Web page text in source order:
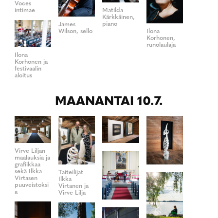
Voces
intimae
James
Wilson, sello
Matilda
Kärkkäinen,
piano
Ilona
Korhonen,
runolaulaja
Ilona
Korhonen ja
festivaalin
aloitus
MAANANTAI 10.7.
Virve Liljan
maalauksia ja
grafiikkaa
sekä Ilkka
Virtasen
puuveistoksi
a
Taiteilijat
Ilkka
Virtanen ja
Virve Lilja